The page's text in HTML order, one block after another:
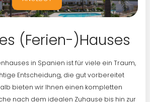
(Ferien-)Hauses
in Spanien ist für viele ein Traum,
Entscheidung, die gut vorbereitet
bieten wir Ihnen einen kompletten
nach dem idealen Zuhause bis hin zur